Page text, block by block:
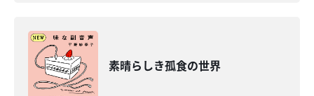
素晴らしき孤食の世界